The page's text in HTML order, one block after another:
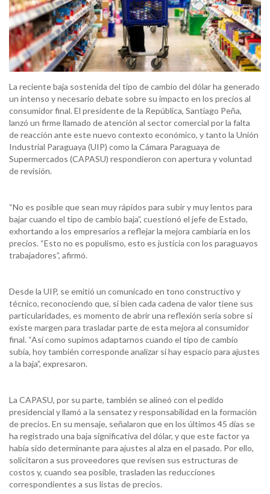
La reciente baja sostenida del tipo de cambio del dólar ha generado
un intenso y necesario debate sobre su impacto en los precios al
consumidor final. El presidente de la República, Santiago Peña,
lanzó un firme llamado de atención al sector comercial por la falta
de reacción ante este nuevo contexto económico, y tanto la Unión
Industrial Paraguaya (UIP) como la Cámara Paraguaya de
Supermercados (CAPASU) respondieron con apertura y voluntad
de revisión.
“No es posible que sean muy rápidos para subir y muy lentos para
bajar cuando el tipo de cambio baja”, cuestionó el jefe de Estado,
exhortando a los empresarios a reflejar la mejora cambiaria en los
precios. “Esto no es populismo, esto es justicia con los paraguayos
trabajadores”, afirmó.
Desde la UIP, se emitió un comunicado en tono constructivo y
técnico, reconociendo que, si bien cada cadena de valor tiene sus
particularidades, es momento de abrir una reflexión seria sobre si
existe margen para trasladar parte de esta mejora al consumidor
final. “Así como supimos adaptarnos cuando el tipo de cambio
subía, hoy también corresponde analizar si hay espacio para ajustes
a la baja”, expresaron.
La CAPASU, por su parte, también se alineó con el pedido
presidencial y llamó a la sensatez y responsabilidad en la formación
de precios. En su mensaje, señalaron que en los últimos 45 días se
ha registrado una baja significativa del dólar, y que este factor ya
había sido determinante para ajustes al alza en el pasado. Por ello,
solicitaron a sus proveedores que revisen sus estructuras de
costos y, cuando sea posible, trasladen las reducciones
correspondientes a sus listas de precios.